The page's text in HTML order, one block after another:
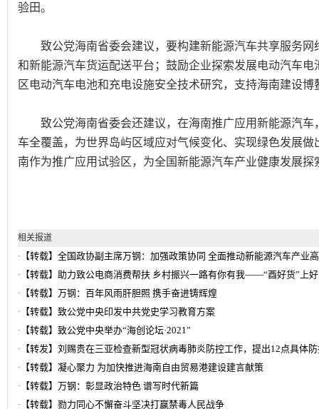
验田。
致公党海南省委会建议，要构建新能源汽车共享服务网
和新能源汽车货运配送平台；鼓励企业探索发展电动汽车
区电动汽车电池和充电设施安全技术研究，支持海南建设
致公党海南省委会还建议，在海南推广应用新能源汽车
车全覆盖，为世界岛屿区域应对气候变化、实现绿色发展
南作为推广应用试验区，为全国新能源汽车产业健康发展
相关报道
·
【转载】全国政协副主席万钢：加强政策协同 全面推动新能源汽车产业
· 【转载】助力致公电商消费帮扶 乡村振兴一路有你有我——“酉好货”上
· 【转载】万钢：百年风雨肝胆照 携手奋进铸辉煌
· 【转载】致公党中央印发中共党史学习教育方案
· 【转载】致公党中央举办“海创论坛·2021”
· 【转发】刘赐贵在三亚检查新型冠状病毒肺炎防控工作，提出12点具体
· 【转载】凝心聚力 为加快推进海南自由贸易港建设建言献策
· 【转载】万钢：彰显政治特色 谱写时代新篇
· 【转载】勠力同心不懈奋斗坚决打赢禁毒人民战争